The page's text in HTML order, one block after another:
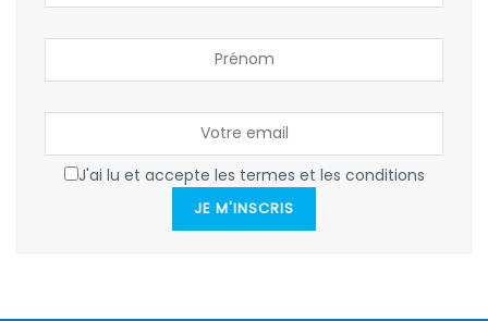
J'ai lu et accepte les termes et les conditions
JE M'INSCRIS